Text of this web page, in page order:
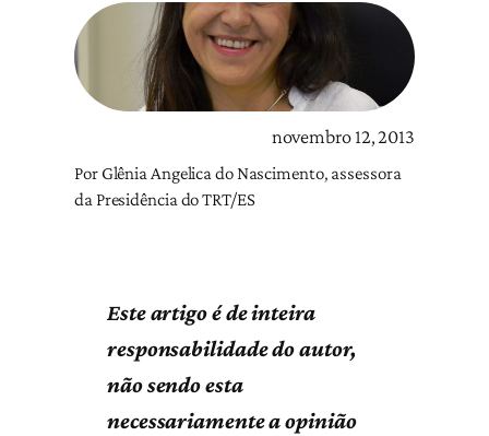
novembro 12, 2013
Por Glênia Angelica do Nascimento, assessora
da Presidência do TRT/ES
Este artigo é de inteira
responsabilidade do autor,
não sendo esta
necessariamente a opinião